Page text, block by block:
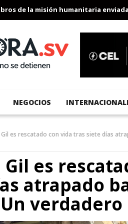
la misión humanitaria enviada a
NEGOCIOS
es rescatado con vida tras siete días
es
atrapado